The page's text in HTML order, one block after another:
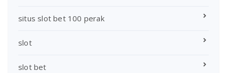
situs slot bet 100 perak
slot
slot bet